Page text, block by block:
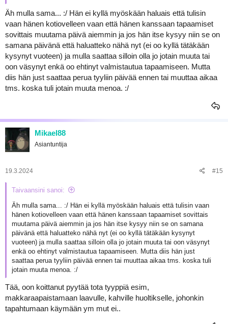
Äh mulla sama... :/ Hän ei kyllä myöskään haluais että tulisin
vaan hänen kotiovelleen vaan että hänen kanssaan tapaamiset
sovittais muutama päivä aiemmin ja jos hän itse kysyy niin se on
samana päivänä että haluatteko nähä nyt (ei oo kyllä tätäkään
kysynyt vuoteen) ja mulla saattaa silloin olla jo jotain muuta tai
oon väsynyt enkä oo ehtinyt valmistautua tapaamiseen. Mutta
diis hän just saattaa perua tyyliin päivää ennen tai muuttaa aikaa
tms. koska tuli jotain muuta menoa. :/
Mikael88
Asiantuntija
19.3.2024 #15
Taivaansini sanoi:
Äh mulla sama... :/ Hän ei kyllä myöskään haluais että tulisin vaan
hänen kotiovelleen vaan että hänen kanssaan tapaamiset sovittais
muutama päivä aiemmin ja jos hän itse kysyy niin se on samana
päivänä että haluatteko nähä nyt (ei oo kyllä tätäkään kysynyt
vuoteen) ja mulla saattaa silloin olla jo jotain muuta tai oon väsynyt
enkä oo ehtinyt valmistautua tapaamiseen. Mutta diis hän just
saattaa perua tyyliin päivää ennen tai muuttaa aikaa tms. koska tuli
jotain muuta menoa. :/
Tää, oon koittanut pyytää tota tyyppiä esim,
makkaraapaistamaan laavulle, kahville huoltikselle, johonkin
tapahtumaan käymään ym mut ei..